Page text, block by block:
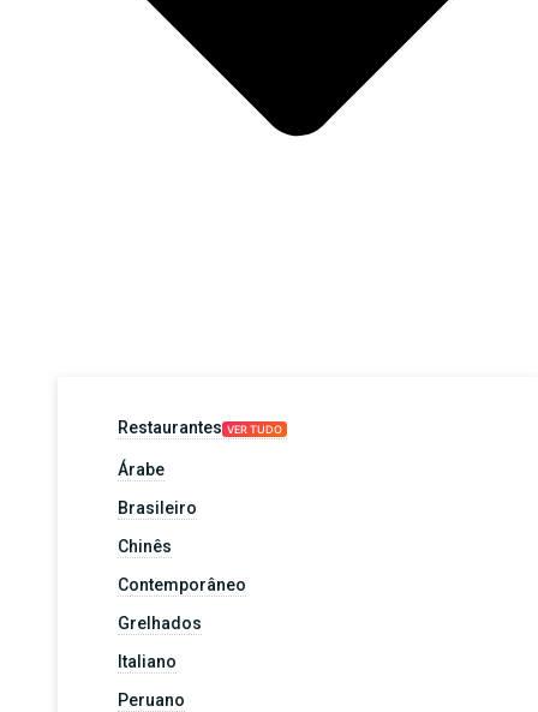
Restaurantes VER TUDO
Árabe
Brasileiro
Chinês
Contemporâneo
Grelhados
Italiano
Peruano